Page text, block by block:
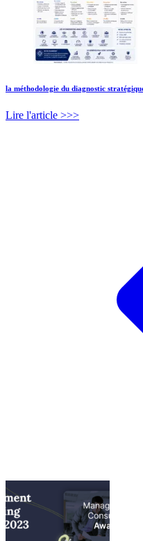
la méthodologie du diagnostic
Lire l'article >>>